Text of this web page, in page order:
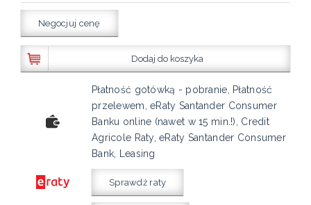
Negocjuj cenę
Dodaj do koszyka
Płatność gotówką - pobranie, Płatność
przelewem, eRaty Santander Consumer
Banku online (nawet w 15 min.!), Credit
Agricole Raty, eRaty Santander Consumer
Bank, Leasing
Sprawdź raty